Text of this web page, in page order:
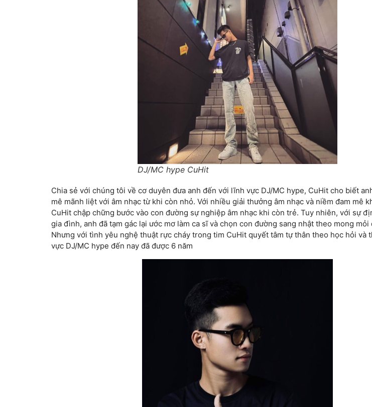
DJ/MC hype CuHit
Chia sẻ với chúng tôi về cơ duyên đưa anh đến với lĩnh vực DJ/MC hype, CuHit cho biết
mê mãnh liệt với âm nhạc từ khi còn nhỏ. Với nhiều giải thưởng âm nhạc và niềm đam mê
CuHit chập chững bước vào con đường sự nghiệp âm nhạc khi còn trẻ. Tuy nhiên, với sự
gia đình, anh đã tạm gác lại ước mơ làm ca sĩ và chọn con đường sang nhật theo mong mỏi
Nhưng với tình yêu nghệ thuật rực cháy trong tim CuHit quyết tâm tự thân theo học hỏi và
vực DJ/MC hype đến nay đã được 6 năm